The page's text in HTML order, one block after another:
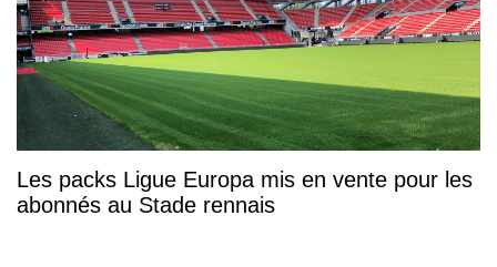
Les packs Ligue Europa mis en vente pour les
abonnés au Stade rennais